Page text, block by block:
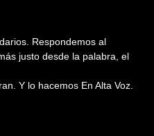
Respondemos al
justo desde la palabra, el
Y lo hacemos En Alta Voz.